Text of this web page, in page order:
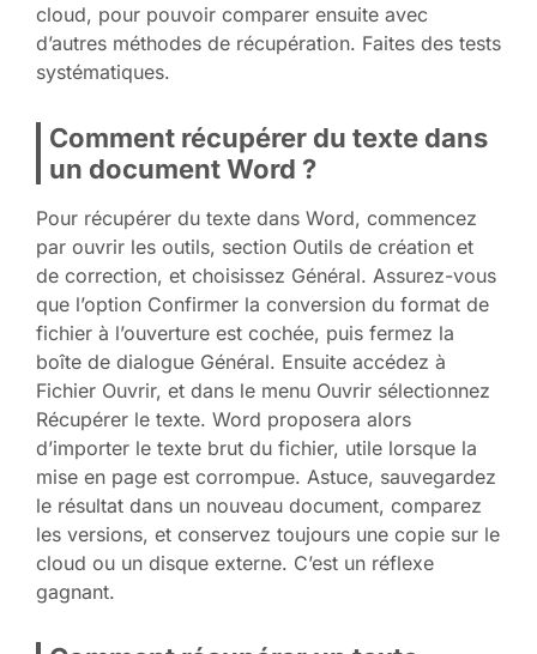
cloud, pour pouvoir comparer ensuite avec
d’autres méthodes de récupération. Faites des tests
systématiques.
Comment récupérer du texte dans
un document Word ?
Pour récupérer du texte dans Word, commencez
par ouvrir les outils, section Outils de création et
de correction, et choisissez Général. Assurez-vous
que l’option Confirmer la conversion du format de
fichier à l’ouverture est cochée, puis fermez la
boîte de dialogue Général. Ensuite accédez à
Fichier Ouvrir, et dans le menu Ouvrir sélectionnez
Récupérer le texte. Word proposera alors
d’importer le texte brut du fichier, utile lorsque la
mise en page est corrompue. Astuce, sauvegardez
le résultat dans un nouveau document, comparez
les versions, et conservez toujours une copie sur le
cloud ou un disque externe. C’est un réflexe
gagnant.